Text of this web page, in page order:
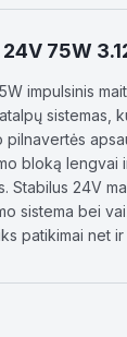
75W
impulsinis
bloką
24V
sistema bei
patikimai net